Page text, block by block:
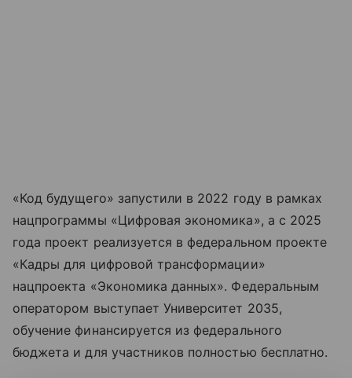
«Код будущего» запустили в 2022 году в рамках
нацпрограммы «Цифровая экономика», а с 2025
года проект реализуется в федеральном проекте
«Кадры для цифровой трансформации»
нацпроекта «Экономика данных». Федеральным
оператором выступает Университет 2035,
обучение финансируется из федерального
бюджета и для участников полностью бесплатно.